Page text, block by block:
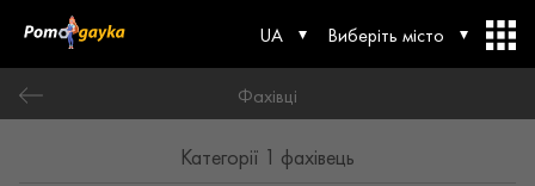
UA Виберіть місто
Фахівці
Категорії 1 фахівець